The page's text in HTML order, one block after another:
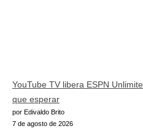
YouTube TV libera ESPN
que esperar
por Edivaldo Brito
7 de agosto de 2026